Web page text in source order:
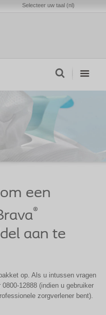
Selecteer uw taal (nl)
een
®
aan te
op. Als u intussen vragen
12888 (indien u gebruiker
zorgverlener bent).